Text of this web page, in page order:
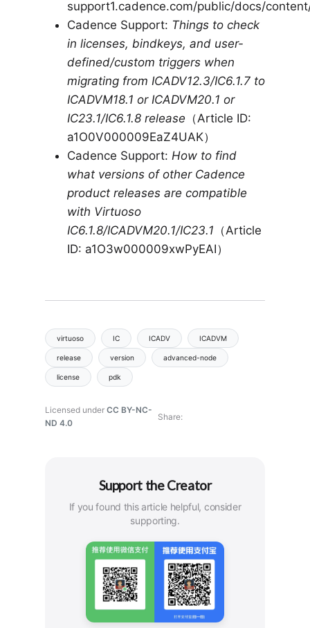
support1.cadence.com/public/docs/
Cadence Support: Things to check
in licenses, bindkeys, and user-
defined/custom triggers when
migrating from ICADV12.3/IC6.1.7 to
ICADVM18.1 or ICADVM20.1 or
IC23.1/IC6.1.8 release （Article ID:
a1O0V000009EaZ4UAK）
Cadence Support: How to find
what versions of other Cadence
product releases are compatible
with Virtuoso
IC6.1.8/ICADVM20.1/IC23.1 （Article
ID: a1O3w000009xwPyEAI）
virtuoso IC ICADV ICADVM
release version advanced-node
license pdk
Licensed under CC BY-NC-
ND 4.0
Share
Support the Creator
If you found this article helpful, consider
supporting.